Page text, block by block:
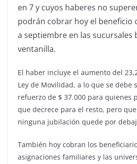
en 7 y cuyos haberes no
podrán cobrar hoy el beneficio
a septiembre en las sucursales
ventanilla.
El haber incluye el aumento del
Ley de Movilidad, a lo que se debe
refuerzo de $ 37.000 para quienes
que decrece para el resto, pero
ninguna jubilación quede por
También hoy cobran los
asignaciones familiares y las